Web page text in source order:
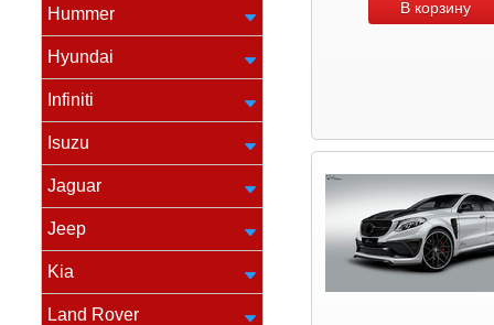
Hummer
Hyundai
Infiniti
Isuzu
Jaguar
Jeep
Kia
Land Rover